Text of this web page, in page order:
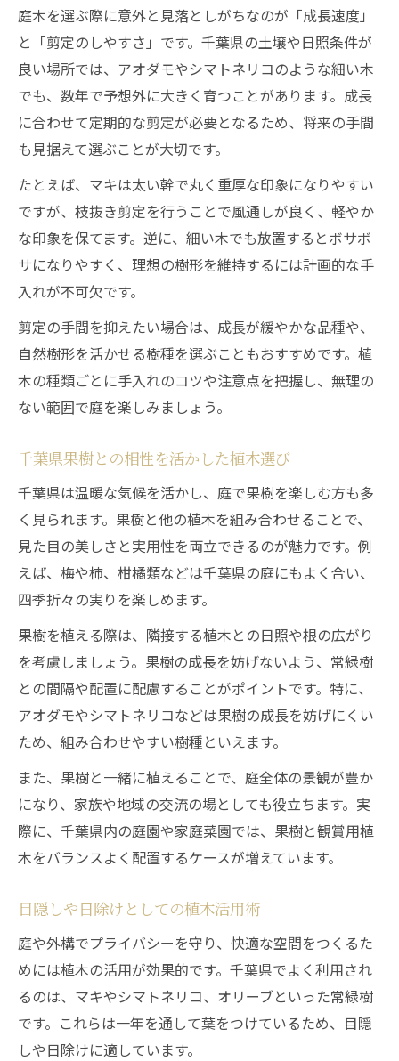
庭木を選ぶ際に意外と見落としがちなのが「成長速度」
と「剪定のしやすさ」です。千葉県の土壌や日照条件が
良い場所では、アオダモやシマトネリコのような細い木
でも、数年で予想外に大きく育つことがあります。成長
に合わせて定期的な剪定が必要となるため、将来の手間
も見据えて選ぶことが大切です。
たとえば、マキは太い幹で丸く重厚な印象になりやすい
ですが、枝抜き剪定を行うことで風通しが良く、軽やか
な印象を保てます。逆に、細い木でも放置するとボサボ
サになりやすく、理想の樹形を維持するには計画的な手
入れが不可欠です。
剪定の手間を抑えたい場合は、成長が緩やかな品種や、
自然樹形を活かせる樹種を選ぶこともおすすめです。植
木の種類ごとに手入れのコツや注意点を把握し、無理の
ない範囲で庭を楽しみましょう。
千葉県果樹との相性を活かした植木選び
千葉県は温暖な気候を活かし、庭で果樹を楽しむ方も多
く見られます。果樹と他の植木を組み合わせることで、
見た目の美しさと実用性を両立できるのが魅力です。例
えば、梅や柿、柑橘類などは千葉県の庭にもよく合い、
四季折々の実りを楽しめます。
果樹を植える際は、隣接する植木との日照や根の広がり
を考慮しましょう。果樹の成長を妨げないよう、常緑樹
との間隔や配置に配慮することがポイントです。特に、
アオダモやシマトネリコなどは果樹の成長を妨げにくい
ため、組み合わせやすい樹種といえます。
また、果樹と一緒に植えることで、庭全体の景観が豊か
になり、家族や地域の交流の場としても役立ちます。実
際に、千葉県内の庭園や家庭菜園では、果樹と観賞用植
木をバランスよく配置するケースが増えています。
目隠しや日除けとしての植木活用術
庭や外構でプライバシーを守り、快適な空間をつくるた
めには植木の活用が効果的です。千葉県でよく利用され
るのは、マキやシマトネリコ、オリーブといった常緑樹
です。これらは一年を通して葉をつけているため、目隠
しや日除けに適しています。